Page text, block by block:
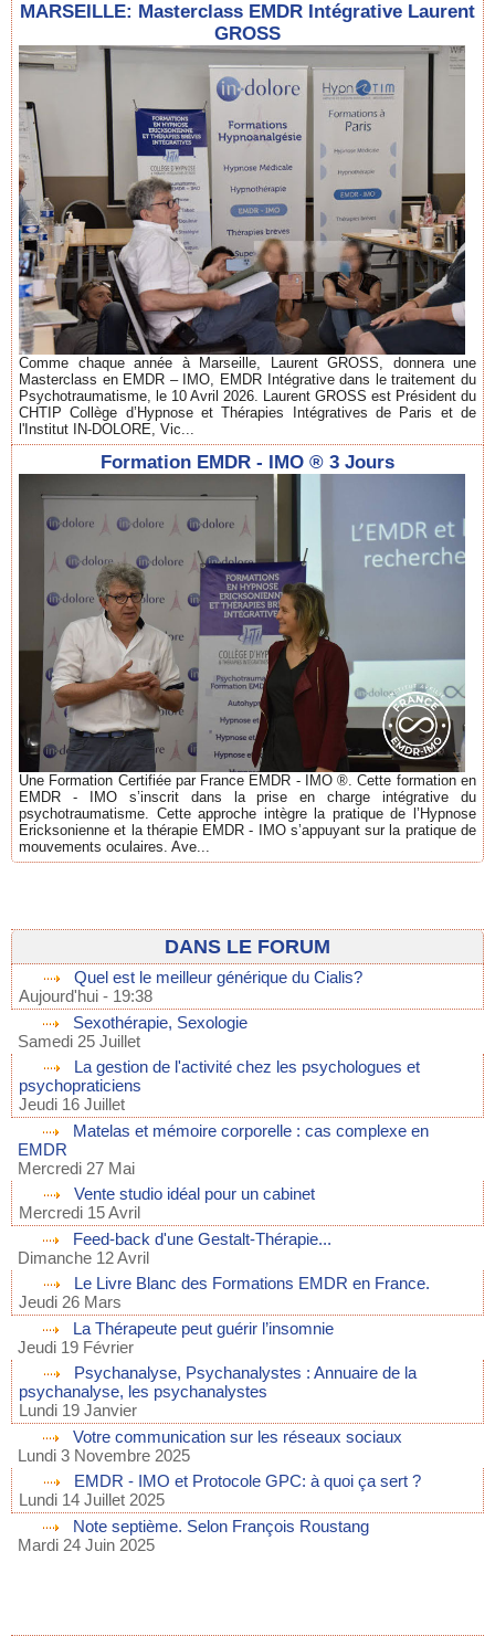
MARSEILLE: Masterclass EMDR Intégrative Laurent
GROSS
Comme chaque année à Marseille, Laurent GROSS, donnera une
Masterclass en EMDR – IMO, EMDR Intégrative dans le traitement du
Psychotraumatisme, le 10 Avril 2026. Laurent GROSS est Président du
CHTIP Collège d’Hypnose et Thérapies Intégratives de Paris et de
l'Institut IN-DOLORE, Vic...
Formation EMDR - IMO ® 3 Jours
Une Formation Certifiée par France EMDR - IMO ®. Cette formation en
EMDR - IMO s’inscrit dans la prise en charge intégrative du
psychotraumatisme. Cette approche intègre la pratique de l’Hypnose
Ericksonienne et la thérapie EMDR - IMO s’appuyant sur la pratique de
mouvements oculaires. Ave...
DANS LE FORUM
Quel est le meilleur générique du Cialis?
Aujourd'hui - 19:38
Sexothérapie, Sexologie
Samedi 25 Juillet
La gestion de l'activité chez les psychologues et
psychopraticiens
Jeudi 16 Juillet
Matelas et mémoire corporelle : cas complexe en
EMDR
Mercredi 27 Mai
Vente studio idéal pour un cabinet
Mercredi 15 Avril
Feed-back d'une Gestalt-Thérapie...
Dimanche 12 Avril
Le Livre Blanc des Formations EMDR en France.
Jeudi 26 Mars
La Thérapeute peut guérir l’insomnie
Jeudi 19 Février
Psychanalyse, Psychanalystes : Annuaire de la
psychanalyse, les psychanalystes
Lundi 19 Janvier
Votre communication sur les réseaux sociaux
Lundi 3 Novembre 2025
EMDR - IMO et Protocole GPC: à quoi ça sert ?
Lundi 14 Juillet 2025
Note septième. Selon François Roustang
Mardi 24 Juin 2025